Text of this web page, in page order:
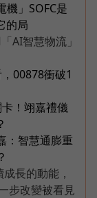
機」SOFC是
的局
AI智慧物流」
00878衝破1
！翊嘉禮儀
：智慧通膨重
長的動能，
步改變被看見